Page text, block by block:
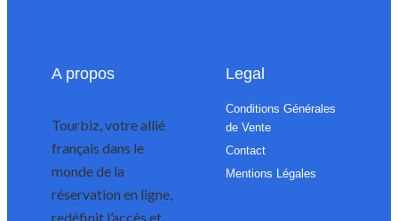
A propos
Tourbiz, votre allié
français dans le
monde de la
réservation en ligne,
redéfinit l’accès et
Legal
Conditions Générales
de Vente
Contact
Mentions Légales